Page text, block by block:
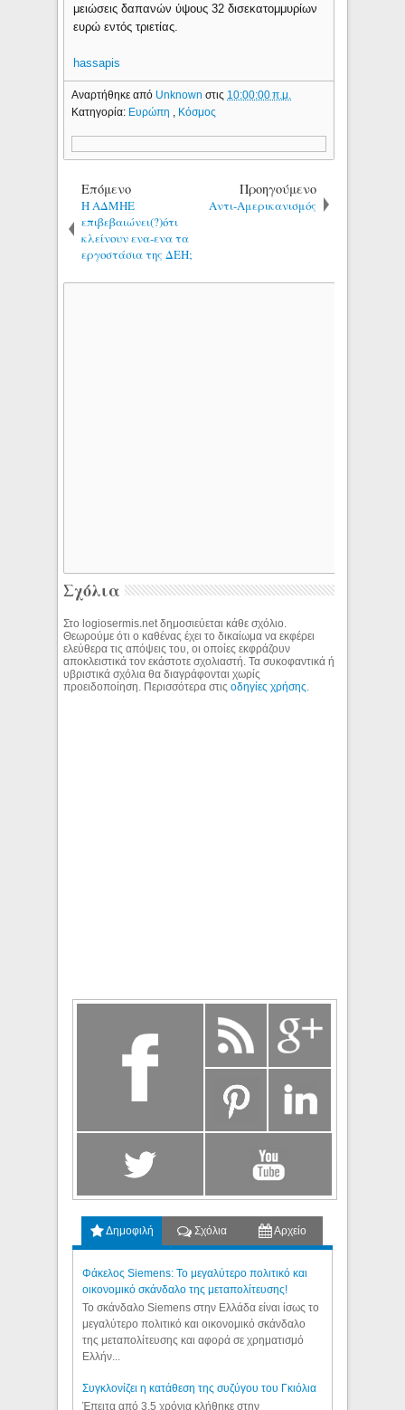
μειώσεις δαπανών ύψους 32 δισεκατομμυρίων
ευρώ εντός τριετίας.
hassapis
Αναρτήθηκε από Unknownστις 10:00:00 π.μ.
Κατηγορία: Ευρώπη , Κόσμος
Επόμενο
Η ΑΔΜΗΕ
επιβεβαιώνει(?)ότι
κλείνουν ενα-ενα τα
εργοστάσια της ΔΕΗ;
Προηγούμενο
Αντι-Αμερικανισμός
Σχόλια
Στο logiosermis.net δημοσιεύεται κάθε σχόλιο.
Θεωρούμε ότι ο καθένας έχει το δικαίωμα να εκφέρει
ελεύθερα τις απόψεις του, οι οποίες εκφράζουν
αποκλειστικά τον εκάστοτε σχολιαστή. Τα συκοφαντικά ή
υβριστικά σχόλια θα διαγράφονται χωρίς
προειδοποίηση. Περισσότερα στιςοδηγίες χρήσης.
Δημοφιλή Σχόλια Αρχείο
Φάκελος Siemens: Το μεγαλύτερο πολιτικό και
οικονομικό σκάνδαλο της μεταπολίτευσης!
Το σκάνδαλο Siemens στην Ελλάδα είναι ίσως το
μεγαλύτερο πολιτικό και οικονομικό σκάνδαλο
της μεταπολίτευσης και αφορά σε χρηματισμό
Ελλήν...
Συγκλονίζει η κατάθεση της συζύγου του Γκιόλια
Έπειτα από 3,5 χρόνια κλήθηκε στην